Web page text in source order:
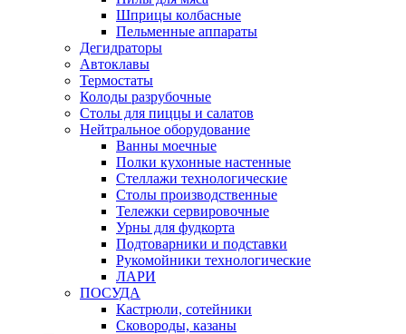
Шприцы колбасные
Пельменные аппараты
Дегидраторы
Автоклавы
Термостаты
Колоды разрубочные
Столы для пиццы и салатов
Нейтральное оборудование
Ванны моечные
Полки кухонные настенные
Стеллажи технологические
Столы производственные
Тележки сервировочные
Урны для фудкорта
Подтоварники и подставки
Рукомойники технологические
ЛАРИ
ПОСУДА
Кастрюли, сотейники
Сковороды, казаны